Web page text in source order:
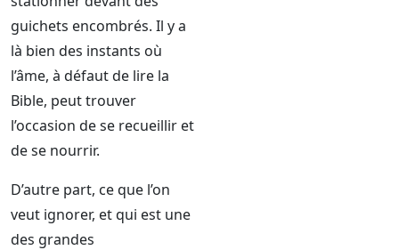
guichets encombrés. Il y a
là bien des instants où
l’âme, à défaut de lire la
Bible, peut trouver
l’occasion de se recueillir et
de se nourrir.
D’autre part, ce que l’on
veut ignorer, et qui est une
des grandes